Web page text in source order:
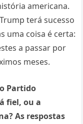
americana.
terá sucesso
uma coisa é certa:
a passar por
meses.
Partido
fiel, ou a
As respostas